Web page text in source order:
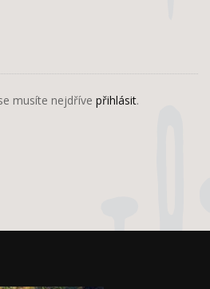
musíte nejdříve přihlásit.